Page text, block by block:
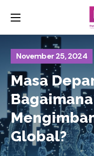
November 25, 2024
Masa
Global?